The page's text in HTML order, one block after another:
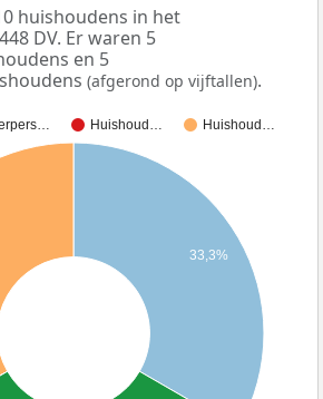
huishoudens in het
DV. Er waren 5
en 5
(afgerond op vijftallen).
Huishoud… Huishoud…
33,3%